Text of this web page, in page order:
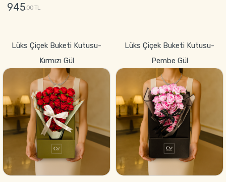
945,00 TL
Lüks Çiçek Buketi Kutusu-
Kırmızı Gül
Lüks Çiçek Buketi Kutusu-
Pembe Gül